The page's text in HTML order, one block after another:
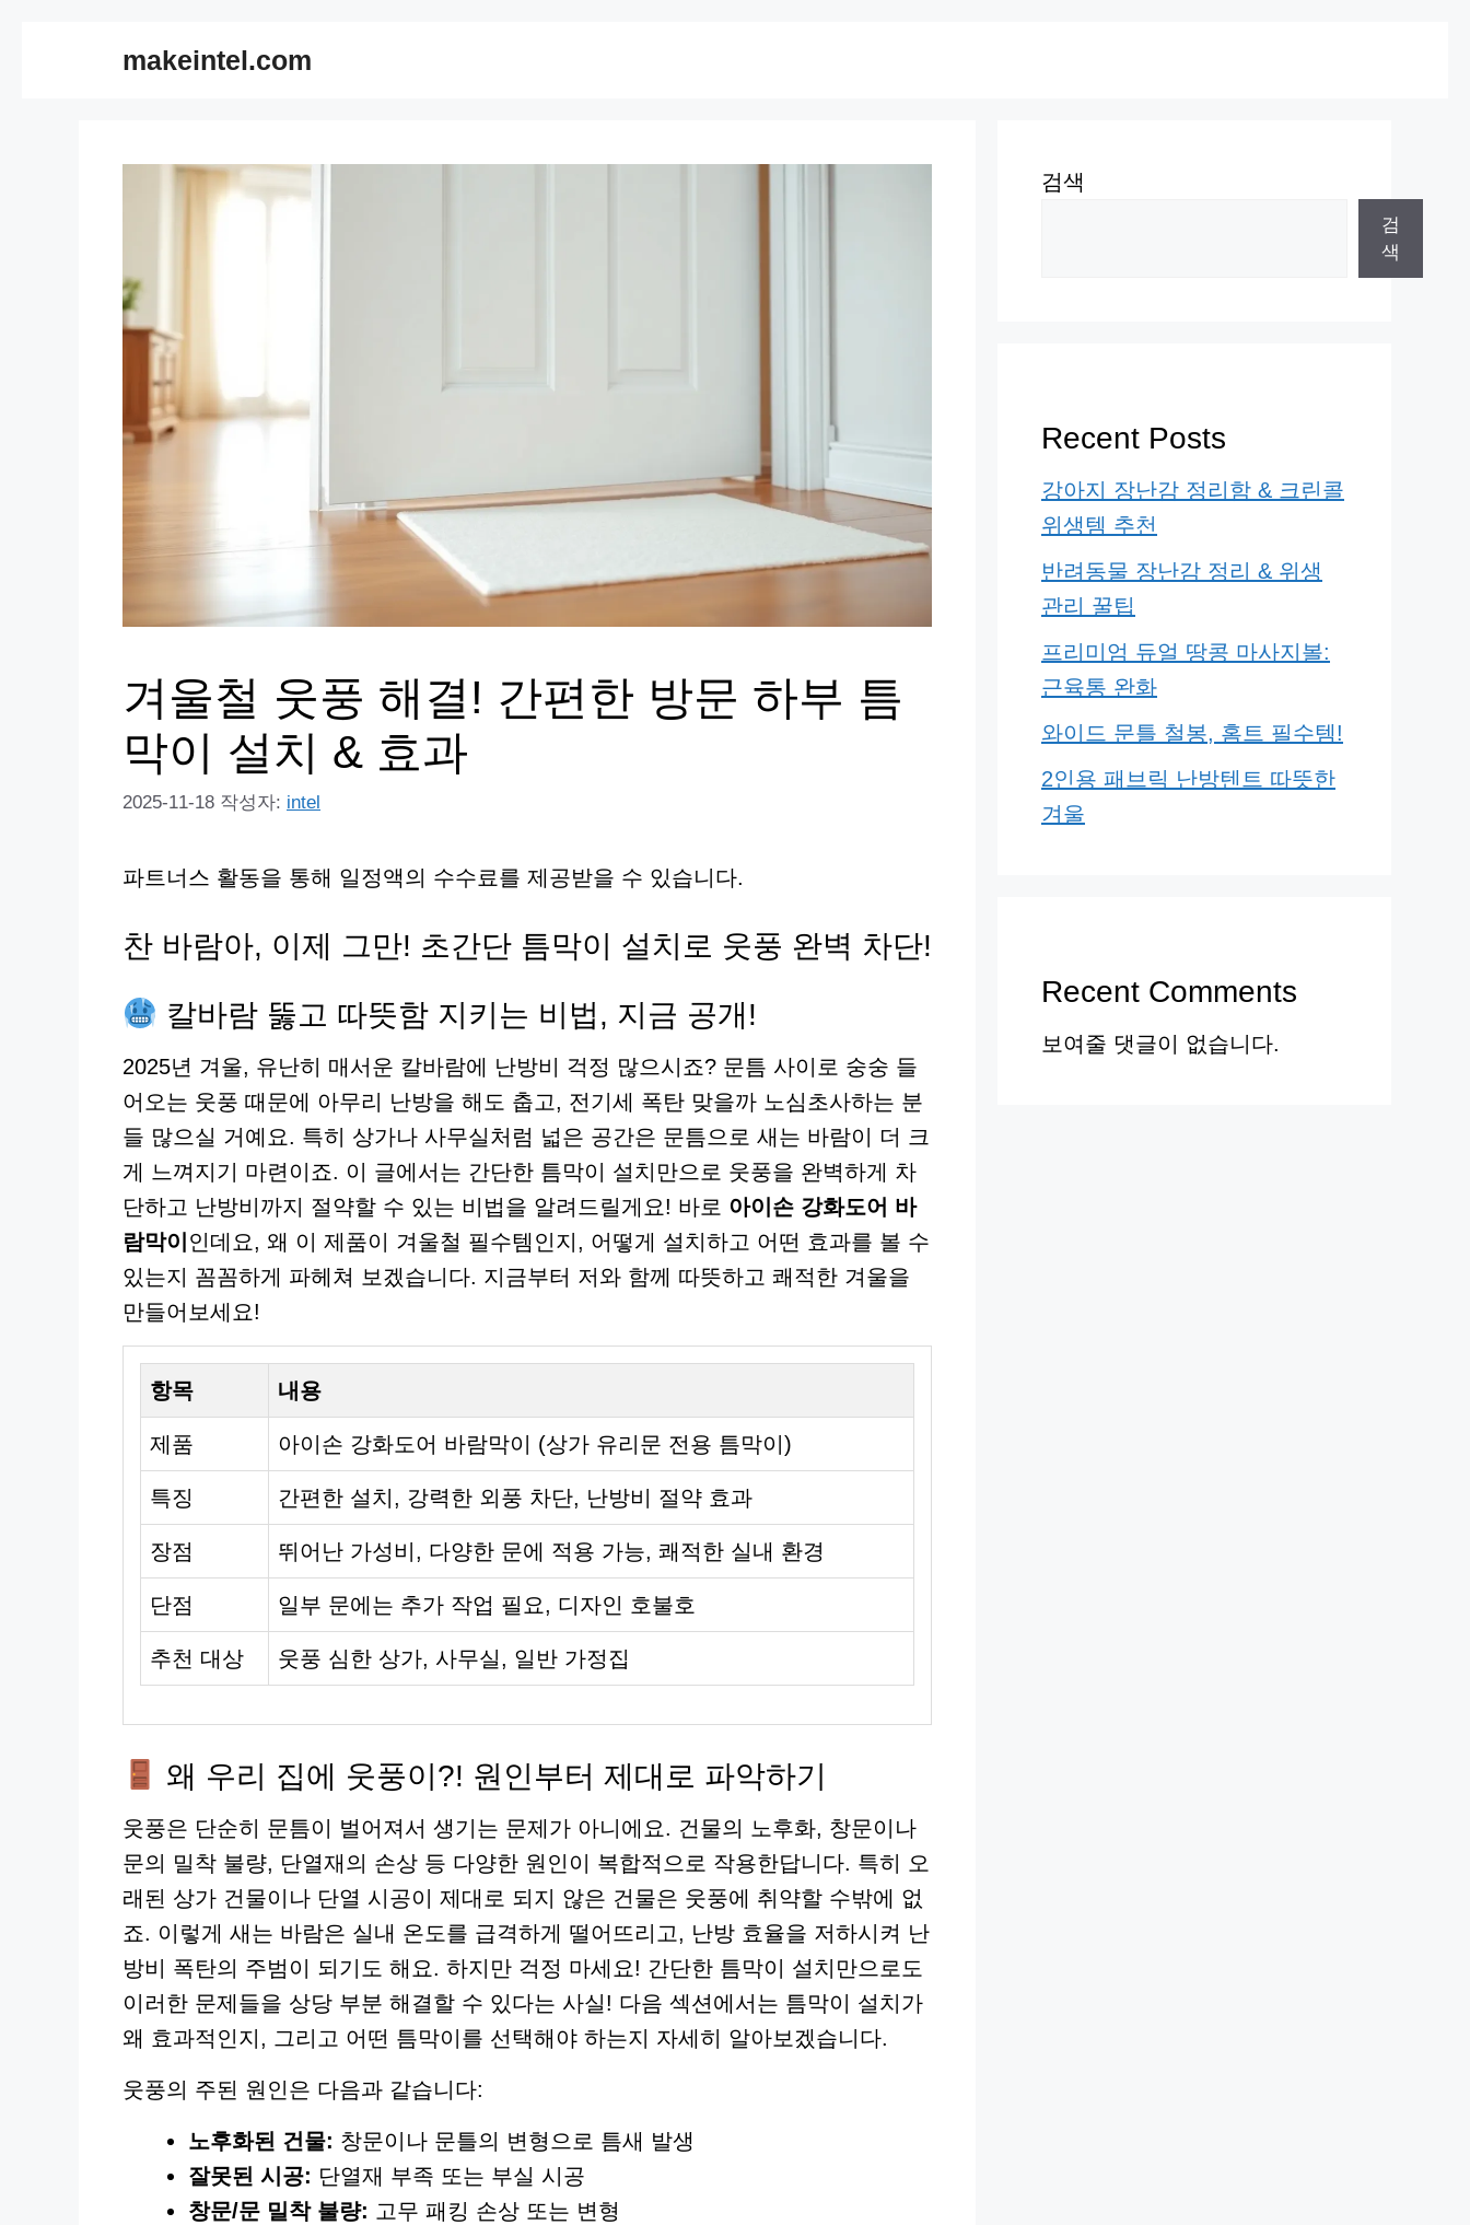
makeintel.com
겨울철 웃풍 해결! 간편한 방문 하부 틈
막이 설치 & 효과
2025-11-18 작성자: intel
파트너스 활동을 통해 일정액의 수수료를 제공받을 수 있습니다.
찬 바람아, 이제 그만! 초간단 틈막이 설치로 웃풍 완벽 차단!
칼바람 뚫고 따뜻함 지키는 비법, 지금 공개!
2025년 겨울, 유난히 매서운 칼바람에 난방비 걱정 많으시죠? 문틈 사이로 숭숭 들
어오는 웃풍 때문에 아무리 난방을 해도 춥고, 전기세 폭탄 맞을까 노심초사하는 분
들 많으실 거예요. 특히 상가나 사무실처럼 넓은 공간은 문틈으로 새는 바람이 더 크
게 느껴지기 마련이죠. 이 글에서는 간단한 틈막이 설치만으로 웃풍을 완벽하게 차
단하고 난방비까지 절약할 수 있는 비법을 알려드릴게요! 바로 아이손 강화도어 바
람막이 인데요, 왜 이 제품이 겨울철 필수템인지, 어떻게 설치하고 어떤 효과를 볼 수
있는지 꼼꼼하게 파헤쳐 보겠습니다. 지금부터 저와 함께 따뜻하고 쾌적한 겨울을
만들어보세요!
항목 내용
제품 아이손 강화도어 바람막이 (상가 유리문 전용 틈막이)
특징 간편한 설치, 강력한 외풍 차단, 난방비 절약 효과
장점 뛰어난 가성비, 다양한 문에 적용 가능, 쾌적한 실내 환경
단점 일부 문에는 추가 작업 필요, 디자인 호불호
추천 대상 웃풍 심한 상가, 사무실, 일반 가정집
왜 우리 집에 웃풍이?! 원인부터 제대로 파악하기
웃풍은 단순히 문틈이 벌어져서 생기는 문제가 아니에요. 건물의 노후화, 창문이나
문의 밀착 불량, 단열재의 손상 등 다양한 원인이 복합적으로 작용한답니다. 특히 오
래된 상가 건물이나 단열 시공이 제대로 되지 않은 건물은 웃풍에 취약할 수밖에 없
죠. 이렇게 새는 바람은 실내 온도를 급격하게 떨어뜨리고, 난방 효율을 저하시켜 난
방비 폭탄의 주범이 되기도 해요. 하지만 걱정 마세요! 간단한 틈막이 설치만으로도
이러한 문제들을 상당 부분 해결할 수 있다는 사실! 다음 섹션에서는 틈막이 설치가
왜 효과적인지, 그리고 어떤 틈막이를 선택해야 하는지 자세히 알아보겠습니다.
웃풍의 주된 원인은 다음과 같습니다:
노후화된 건물: 창문이나 문틀의 변형으로 틈새 발생
잘못된 시공: 단열재 부족 또는 부실 시공
창문/문 밀착 불량: 고무 패킹 손상 또는 변형
검색
검
색
Recent Posts
강아지 장난감 정리함 & 크린콜
위생템 추천
반려동물 장난감 정리 & 위생
관리 꿀팁
프리미엄 듀얼 땅콩 마사지볼:
근육통 완화
와이드 문틀 철봉, 홈트 필수템!
2인용 패브릭 난방텐트 따뜻한
겨울
Recent Comments
보여줄 댓글이 없습니다.